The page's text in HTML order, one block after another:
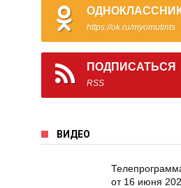
https://ok.ru/myomutints
ПОДПИСАТЬСЯ
RSS
ВИДЕО
от 16 июня